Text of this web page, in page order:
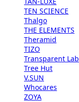
TEN SCIENCE
Thalgo
THE ELEMENTS
Theramid
TIZO
Transparent Lab
Tree Hut
V.SUN
Whocares
ZOYA